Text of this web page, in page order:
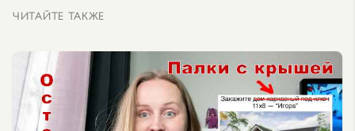
ЧИТАЙТЕ ТАКЖЕ